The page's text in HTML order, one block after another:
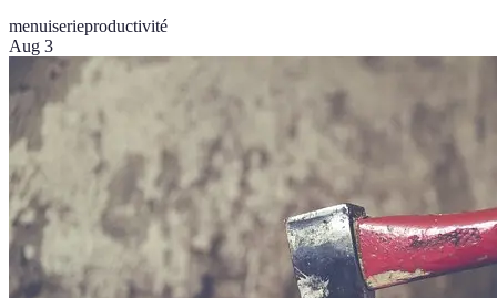
menuiserieproductivité
Aug 3